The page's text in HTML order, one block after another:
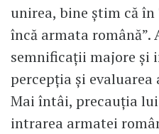
unirea, bine știm că
încă armata română”.
semnificații majore și
percepția și
Mai întâi, precauția
intrarea armatei